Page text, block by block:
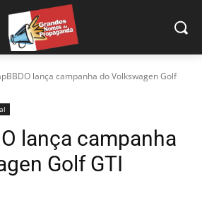
lança campanha do Volkswagen Golf
lança campanha
Golf GTI